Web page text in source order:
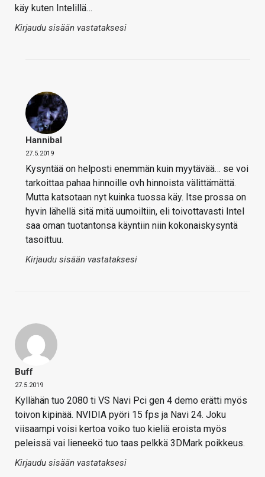
käy kuten Intelillä…
Kirjaudu sisään vastataksesi
Hannibal
27.5.2019
Kysyntää on helposti enemmän kuin myytävää… se voi
tarkoittaa pahaa hinnoille ovh hinnoista välittämättä.
Mutta katsotaan nyt kuinka tuossa käy. Itse prossa on
hyvin lähellä sitä mitä uumoiltiin, eli toivottavasti Intel
saa oman tuotantonsa käyntiin niin kokonaiskysyntä
tasoittuu.
Kirjaudu sisään vastataksesi
Buff
27.5.2019
Kyllähän tuo 2080 ti VS Navi Pci gen 4 demo erätti myös
toivon kipinää. NVIDIA pyöri 15 fps ja Navi 24. Joku
viisaampi voisi kertoa voiko tuo kieliä eroista myös
peleissä vai lieneekö tuo taas pelkkä 3DMark poikkeus.
Kirjaudu sisään vastataksesi